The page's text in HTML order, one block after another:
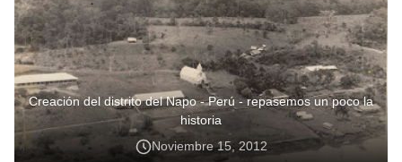
Creación del distrito del Napo - Perú - repasemos un poco la
historia
Noviembre 15, 2012